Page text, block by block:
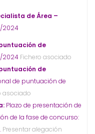
de Área –
2024
de
2024 Fichero asociado
de
de puntuación de
asociado
Plazo de presentación de
de la fase de concurso:
Presentar alegación